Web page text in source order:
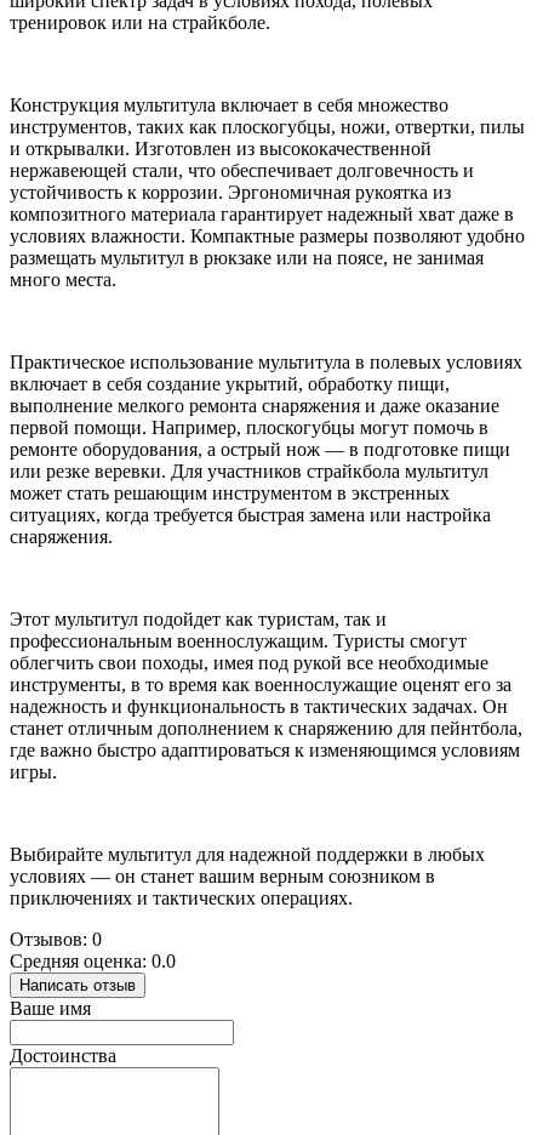
тренировок или на страйкболе.
Конструкция мультитула включает в себя множество
инструментов, таких как плоскогубцы, ножи, отвертки, пилы
и открывалки. Изготовлен из высококачественной
нержавеющей стали, что обеспечивает долговечность и
устойчивость к коррозии. Эргономичная рукоятка из
композитного материала гарантирует надежный хват даже в
условиях влажности. Компактные размеры позволяют удобно
размещать мультитул в рюкзаке или на поясе, не занимая
много места.
Практическое использование мультитула в полевых условиях
включает в себя создание укрытий, обработку пищи,
выполнение мелкого ремонта снаряжения и даже оказание
первой помощи. Например, плоскогубцы могут помочь в
ремонте оборудования, а острый нож — в подготовке пищи
или резке веревки. Для участников страйкбола мультитул
может стать решающим инструментом в экстренных
ситуациях, когда требуется быстрая замена или настройка
снаряжения.
Этот мультитул подойдет как туристам, так и
профессиональным военнослужащим. Туристы смогут
облегчить свои походы, имея под рукой все необходимые
инструменты, в то время как военнослужащие оценят его за
надежность и функциональность в тактических задачах. Он
станет отличным дополнением к снаряжению для пейнтбола,
где важно быстро адаптироваться к изменяющимся условиям
игры.
Выбирайте мультитул для надежной поддержки в любых
условиях — он станет вашим верным союзником в
приключениях и тактических операциях.
Отзывов: 0
Средняя оценка: 0.0
Написать отзыв
Ваше имя
Достоинства